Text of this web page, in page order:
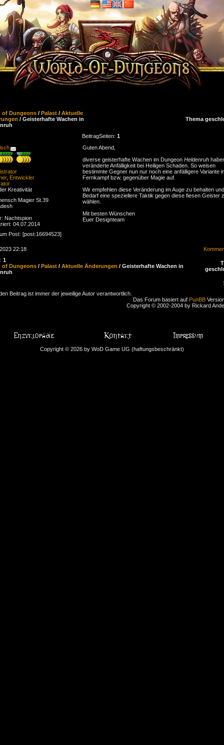
of Dungeons / Palast / Aktuelle
/ Geisterhafte Wachen in
Thema
BeitragSeiten: 1
, Entwickler
Kreativität
Magier St.39
Nachtspion
04.07.2014
Post: [post:16694523]
Guten Abend,
diverse geisterhafte Wachen im Dungeon Heldenruh
veränderte Anfälligkeit bei Heiligen Schaden. So weisen
bestimmte Gegner nun nur noch eine anfälligere Variante
Fernkampf bzw. gegenüber Magie auf.
Wir empfehlen diese Veränderung im Auge zu behalten
Bedarf eine speziellere Taktik gegen diese fiesen Geister
wählen.
Mit besten Wünschen
Euer Designteam
22:18
1
of Dungeons / Palast / Aktuelle Änderungen / Geisterhafte Wachen in
Beitrag ist immer der jeweilige Autor verantwortlich.
Das Forum basiert auf PunBB
Copyright © 2002-2004 by Rickard
Copyright © 2026 by WoD Game UG (haftungsbeschränkt)